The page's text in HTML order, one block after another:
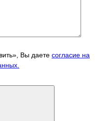
Вы даете согласие на